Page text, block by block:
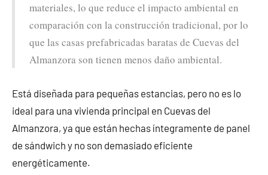
materiales, lo que reduce el impacto ambiental en
comparación con la construcción tradicional, por lo
que las casas prefabricadas baratas de Cuevas del
Almanzora son tienen menos daño ambiental.
Está diseñada para pequeñas estancias, pero no es lo
ideal para una vivienda principal en Cuevas del
Almanzora, ya que están hechas íntegramente de panel
de sándwich y no son demasiado eficiente
energéticamente.